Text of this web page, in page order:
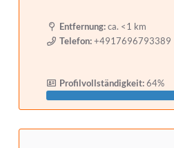
Selbstständig seit mindestens
Detailsuche
Entfernung:ca. <1 km
Telefon:+4917696793389
Profilvollständigkeit:64%